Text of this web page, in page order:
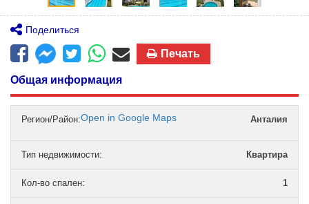
Поделиться
Печать
Общая информация
Регион/Район: Анталия
Open in Google Maps
Тип недвижимости: Квартира
Кол-во спален: 1